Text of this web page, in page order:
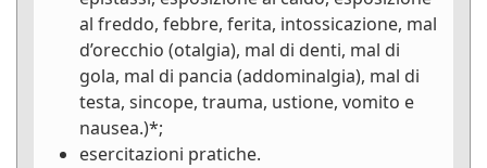
al freddo, febbre, ferita, intossicazione, mal
d’orecchio (otalgia), mal di denti, mal di
gola, mal di pancia (addominalgia), mal di
testa, sincope, trauma, ustione, vomito e
nausea.)*;
esercitazioni pratiche.